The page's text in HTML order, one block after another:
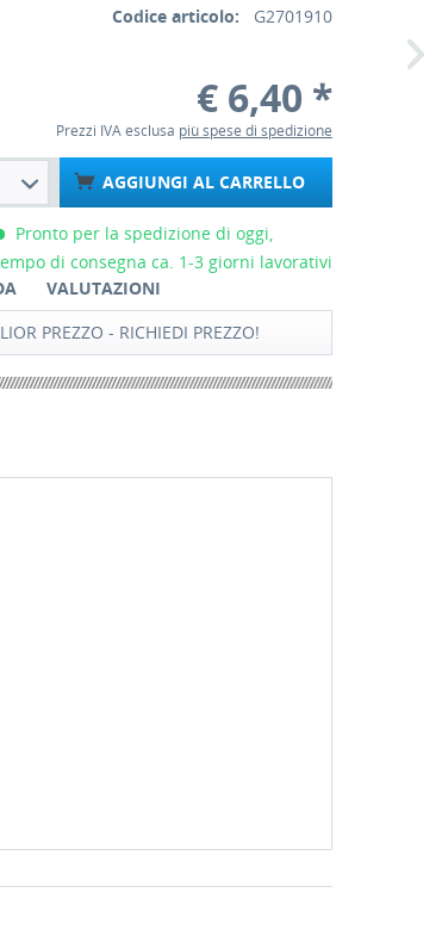
Codice articolo: G2701910
€ 6,40 *
Prezzi IVA esclusa più spese di spedizione
AGGIUNGI AL CARRELLO
Pronto per la spedizione di oggi,
di consegna ca. 1-3 giorni lavorativi
VALUTAZIONI
PREZZO - RICHIEDI PREZZO!